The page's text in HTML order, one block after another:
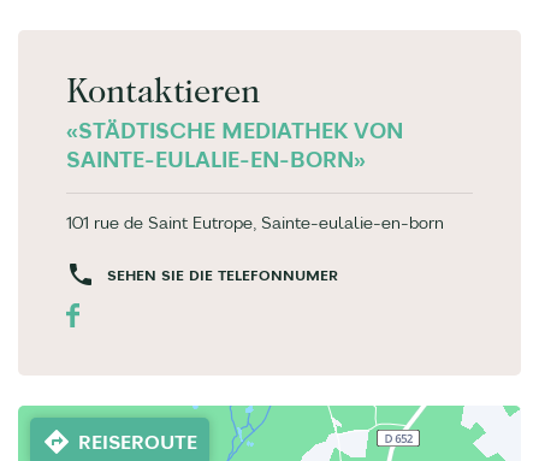
Kontaktieren
«STÄDTISCHE MEDIATHEK VON
SAINTE-EULALIE-EN-BORN»
101 rue de Saint Eutrope, Sainte-eulalie-en-born
SEHEN SIE DIE TELEFONNUMER
REISEROUTE